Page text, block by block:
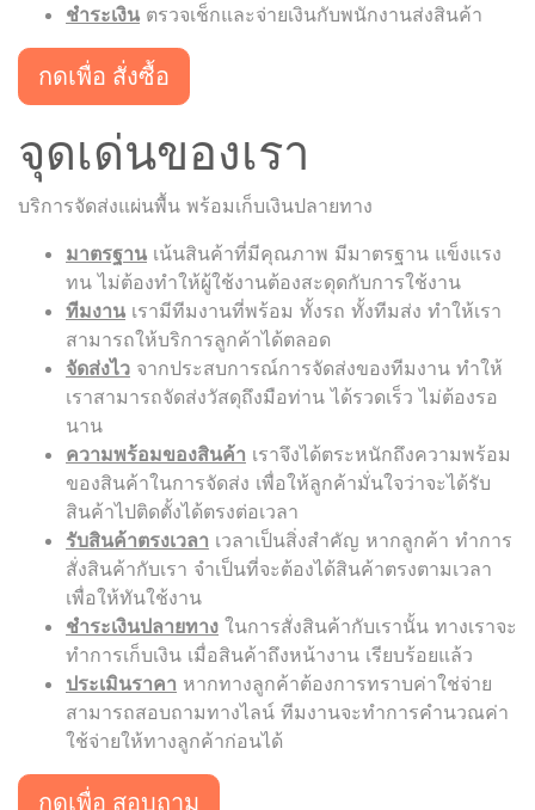
ชำระเงิน ตรวจเช็กและจ่ายเงินกับพนักงานส่งสินค้า
กดเพื่อ สั่งซื้อ
จุดเด่นของเรา
บริการจัดส่งแผ่นพื้น พร้อมเก็บเงินปลายทาง
มาตรฐาน เน้นสินค้าที่มีคุณภาพ มีมาตรฐาน แข็งแรง
ทน ไม่ต้องทำให้ผู้ใช้งานต้องสะดุดกับการใช้งาน
ทีมงาน เรามีทีมงานที่พร้อม ทั้งรถ ทั้งทีมส่ง ทำให้เรา
สามารถให้บริการลูกค้าได้ตลอด
จัดส่งไว จากประสบการณ์การจัดส่งของทีมงาน ทำให้
เราสามารถจัดส่งวัสดุถึงมือท่าน ได้รวดเร็ว ไม่ต้องรอ
นาน
ความพร้อมของสินค้า เราจึงได้ตระหนักถึงความพร้อม
ของสินค้าในการจัดส่ง เพื่อให้ลูกค้ามั่นใจว่าจะได้รับ
สินค้าไปติดตั้งได้ตรงต่อเวลา
รับสินค้าตรงเวลา เวลาเป็นสิ่งสำคัญ หากลูกค้า ทำการ
สั่งสินค้ากับเรา จำเป็นที่จะต้องได้สินค้าตรงตามเวลา
เพื่อให้ทันใช้งาน
ชำระเงินปลายทาง ในการสั่งสินค้ากับเรานั้น ทางเราจะ
ทำการเก็บเงิน เมื่อสินค้าถึงหน้างาน เรียบร้อยแล้ว
ประเมินราคา หากทางลูกค้าต้องการทราบค่าใช่จ่าย
สามารถสอบถามทางไลน์ ทีมงานจะทำการคำนวณค่า
ใช้จ่ายให้ทางลูกค้าก่อนได้
กดเพื่อ สอบถาม